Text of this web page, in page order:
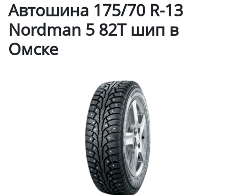
Автошина 175/70 R-13
Nordman 5 82T шип в
Омске